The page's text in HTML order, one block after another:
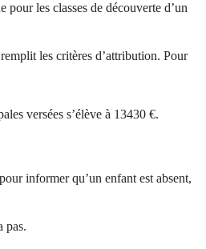
pour les classes de découverte d’un
les critères d’attribution. Pour
versées s’élève à 13430 €.
informer qu’un enfant est absent,
pas.